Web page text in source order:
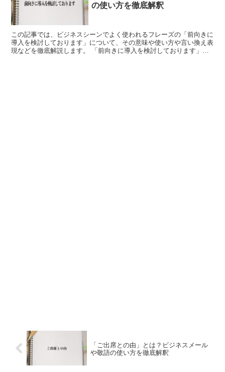
の使い方を徹底解釈
この記事では、ビジネスシーンでよく使われるフレーズの「前向きに
導入を検討しております」について、その意味や使い方や言い換え表
現などを徹底解説します。 「前向きに導入を検討しております」と
「ご出席との由」とは？ビジネスメール
や敬語の使い方を徹底解釈